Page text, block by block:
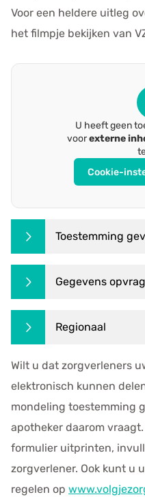
Voor een heldere uitleg
het filmpje bekijken van
U heeft geen
voorexterne
Cookie-
Toestemming
Gegevens
Regionaal
Wilt u dat zorgverleners
elektronisch kunnen
mondeling toestemming
apotheker daarom
formulier uitprinten,
zorgverlener. Ook kunt u
regelen op